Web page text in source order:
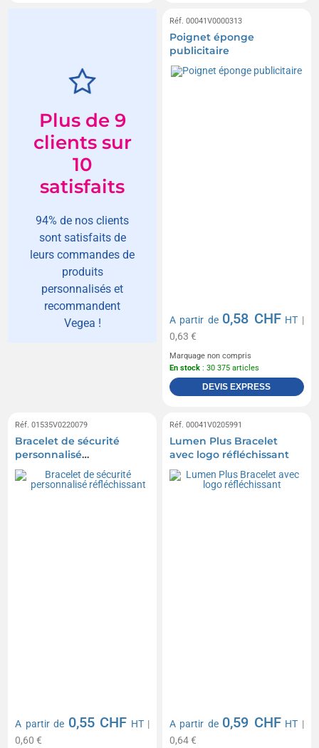
Plus de 9
clients sur
10
satisfaits
94% de nos clients
sont satisfaits de
leurs commandes de
produits
personnalisés et
recommandent
Vegea !
Réf. 00041V0000313
Poignet éponge
publicitaire
A partir de 0,58 CHF HT |
0,63 €
Marquage non compris
En stock : 30 375 articles
DEVIS EXPRESS
Réf. 01535V0220079
Bracelet de sécurité
personnalisé
réfléchissant
A partir de 0,55 CHF HT|
0,60 €
Réf. 00041V0205991
Lumen Plus Bracelet
avec logo réfléchissant
A partir de 0,59 CHF HT |
0,64 €